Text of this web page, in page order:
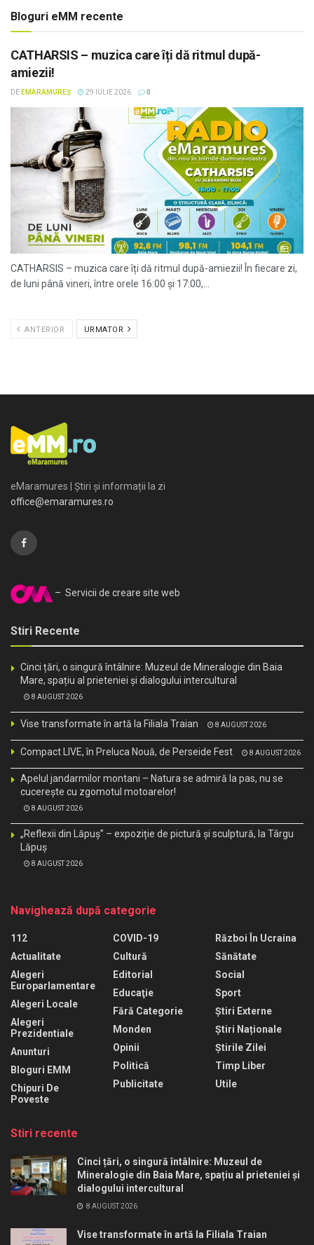
Bloguri eMM recente
CATHARSIS – muzica care îți dă ritmul după-
amiezii!
DE EMARAMUREȘ 29 IULIE 2026 0
CATHARSIS – muzica care îți dă ritmul după-amiezii! În fiecare zi,
de luni până vineri, între orele 16:00 și 17:00,...
ANTERIOR URMATOR
eMaramures | Știri și informații la zi
office@emaramures.ro
– Servicii de creare site web
Stiri Recente
Cinci țări, o singură întâlnire: Muzeul de Mineralogie din Baia
Mare, spațiu al prieteniei și dialogului intercultural
8 AUGUST 2026
Vise transformate în artă la Filiala Traian 8 AUGUST 2026
Compact LIVE, în Preluca Nouă, de Perseide Fest 8 AUGUST 2026
Apelul jandarmilor montani – Natura se admiră la pas, nu se
cucerește cu zgomotul motoarelor!
8 AUGUST 2026
„Reflexii din Lăpuș” – expoziție de pictură și sculptură, la Târgu
Lăpuș
8 AUGUST 2026
Navighează după categorie
112
Actualitate
Alegeri
Europarlamentare
Alegeri Locale
Alegeri
Prezidentiale
Anunturi
Bloguri EMM
Chipuri De
Poveste
COVID-19
Cultură
Editorial
Educaţie
Fără Categorie
Monden
Opinii
Politică
Publicitate
Război În Ucraina
Sănătate
Social
Sport
Știri Externe
Știri Naționale
Știrile Zilei
Timp Liber
Utile
Stiri recente
Cinci țări, o singură întâlnire: Muzeul de
Mineralogie din Baia Mare, spațiu al prieteniei și
dialogului intercultural
8 AUGUST 2026
Vise transformate în artă la Filiala Traian